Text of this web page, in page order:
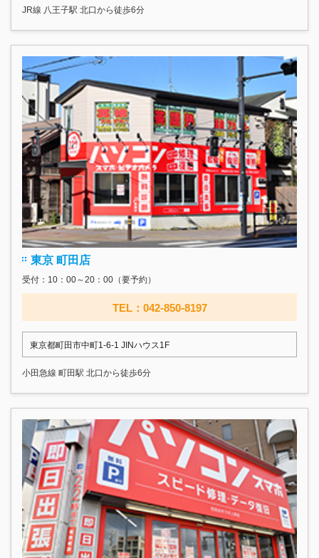
JR線 八王子駅 北口から徒歩6分
東京 町田店
受付：10：00～20：00（要予約）
TEL：042-850-8197
東京都町田市中町1-6-1 JINハウス1F
小田急線 町田駅 北口から徒歩6分